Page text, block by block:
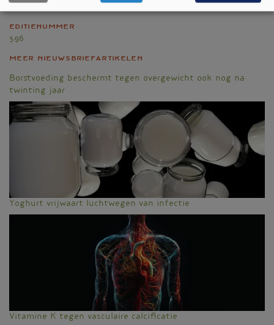
Joost Meeusen
Editienummer
596
Meer nieuwsbriefartikelen
Borstvoeding beschermt tegen overgewicht ook nog na
twinting jaar
Yoghurt vrijwaart luchtwegen van infectie
Vitamine K tegen vasculaire calcificatie